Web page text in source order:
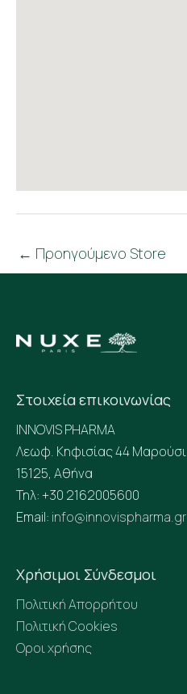
← Προηγούμενο Store
Στοιχεία επικοινωνίας
INNOVIS PHARMA
Λεωφ. Κηφισίας 44 Μαρούσι
15125, Αθήνα
Τηλ: +30 2162005600
Email: info@innovispharma.gr
Χρήσιμοι Σύνδεσμοι
Πολιτική Απορρήτου
Πολιτική Cookies
Οροι χρήσης